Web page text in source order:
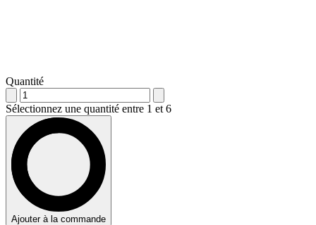
Quantité
Sélectionnez une quantité entre 1 et 6
Ajouter à la commande